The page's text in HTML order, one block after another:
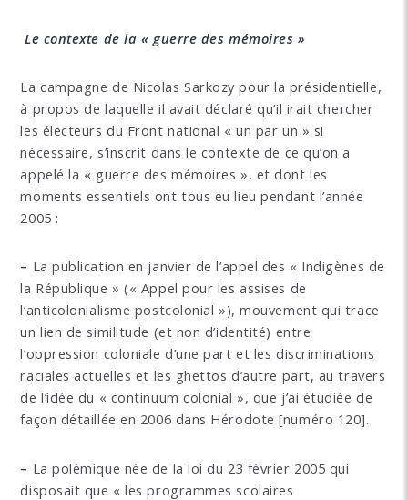
Le contexte de la « guerre des mémoires »
La campagne de Nicolas Sarkozy pour la présidentielle,
à propos de laquelle il avait déclaré qu’il irait chercher
les électeurs du Front national « un par un » si
nécessaire, s’inscrit dans le contexte de ce qu’on a
appelé la « guerre des mémoires », et dont les
moments essentiels ont tous eu lieu pendant l’année
2005 :
– La publication en janvier de l’appel des « Indigènes de
la République » (« Appel pour les assises de
l’anticolonialisme postcolonial »), mouvement qui trace
un lien de similitude (et non d’identité) entre
l’oppression coloniale d’une part et les discriminations
raciales actuelles et les ghettos d’autre part, au travers
de l’idée du « continuum colonial », que j’ai étudiée de
façon détaillée en 2006 dans Hérodote [numéro 120].
– La polémique née de la loi du 23 février 2005 qui
disposait que « les programmes scolaires